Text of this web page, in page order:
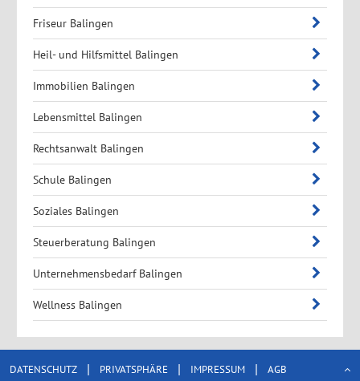
Friseur Balingen
Heil- und Hilfsmittel Balingen
Immobilien Balingen
Lebensmittel Balingen
Rechtsanwalt Balingen
Schule Balingen
Soziales Balingen
Steuerberatung Balingen
Unternehmensbedarf Balingen
Wellness Balingen
DATENSCHUTZ | PRIVATSPHÄRE | IMPRESSUM | AGB